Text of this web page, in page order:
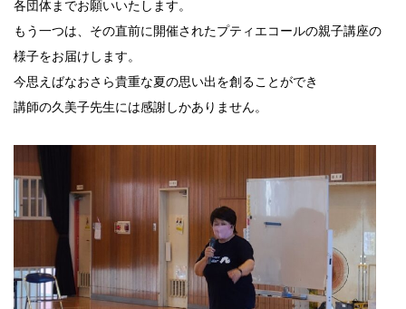
各団体までお願いいたします。
もう一つは、その直前に開催されたプティエコールの親子講座の
様子をお届けします。
今思えばなおさら貴重な夏の思い出を創ることができ
講師の久美子先生には感謝しかありません。